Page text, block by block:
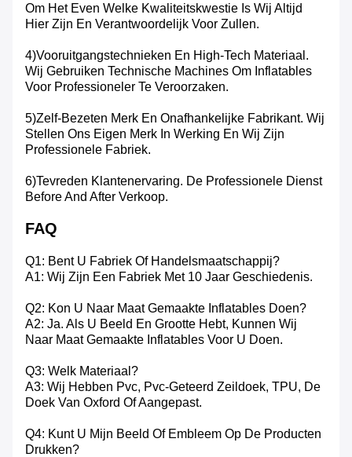
Om Het Even Welke Kwaliteitskwestie Is Wij Altijd
Hier Zijn En Verantwoordelijk Voor Zullen.
4)Vooruitgangstechnieken En High-Tech Materiaal.
Wij Gebruiken Technische Machines Om Inflatables
Voor Professioneler Te Veroorzaken.
5)Zelf-Bezeten Merk En Onafhankelijke Fabrikant. Wij
Stellen Ons Eigen Merk In Werking En Wij Zijn
Professionele Fabriek.
6)Tevreden Klantenervaring. De Professionele Dienst
Before And After Verkoop.
FAQ
Q1: Bent U Fabriek Of Handelsmaatschappij?
A1: Wij Zijn Een Fabriek Met 10 Jaar Geschiedenis.
Q2: Kon U Naar Maat Gemaakte Inflatables Doen?
A2: Ja. Als U Beeld En Grootte Hebt, Kunnen Wij
Naar Maat Gemaakte Inflatables Voor U Doen.
Q3: Welk Materiaal?
A3: Wij Hebben Pvc, Pvc-Geteerd Zeildoek, TPU, De
Doek Van Oxford Of Aangepast.
Q4: Kunt U Mijn Beeld Of Embleem Op De Producten
Drukken?